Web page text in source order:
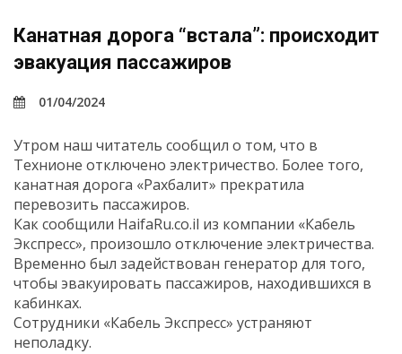
Канатная дорога “встала”: происходит
эвакуация пассажиров
01/04/2024
Утром наш читатель сообщил о том, что в
Технионе отключено электричество. Более того,
канатная дорога «Рахбалит» прекратила
перевозить пассажиров.
Как сообщили HaifaRu.co.il из компании «Кабель
Экспресс», произошло отключение электричества.
Временно был задействован генератор для того,
чтобы эвакуировать пассажиров, находившихся в
кабинках.
Сотрудники «Кабель Экспресс» устраняют
неполадку.